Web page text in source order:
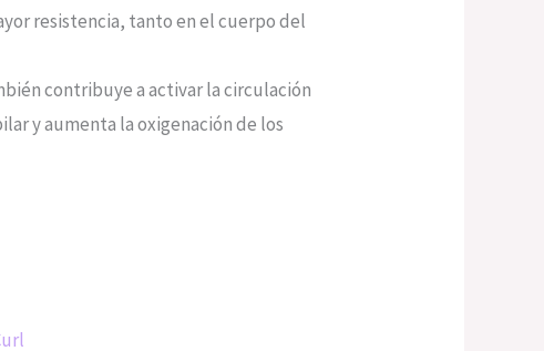
resistencia, tanto en el cuerpo del
contribuye a activar la circulación
y aumenta la oxigenación de los